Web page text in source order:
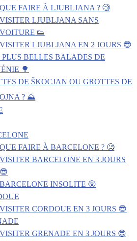
QUE FAIRE À LJUBLJANA ? 🧐
VISITER LJUBLJANA SANS
VOITURE 👟
VISITER LJUBLJANA EN 2 JOURS 😎
PLUS BELLES BALADES DE
🌳
DE ŠKOCJAN OU GROTTES DE
? ⛰️
QUE FAIRE À BARCELONE ? 🧐
VISITER BARCELONE EN 3 JOURS
😎
BARCELONE INSOLITE 😲
VISITER CORDOUE EN 3 JOURS 😎
VISITER GRENADE EN 3 JOURS 😎